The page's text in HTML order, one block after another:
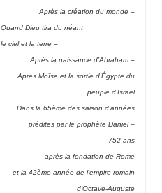
Après la création du monde –
Quand Dieu tira du néant
le ciel et la terre –
Après la naissance d’Abraham –
Après Moïse et la sortie d’Égypte du
peuple d’Israël
Dans la 65ème des saison d’années
prédites par le prophète Daniel –
752 ans
après la fondation de Rome
et la 42ème année de l’empire romain
d’Octave-Auguste